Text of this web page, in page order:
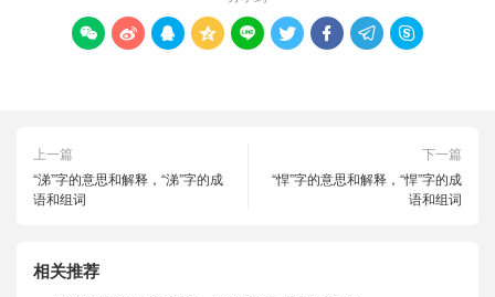
        
上一篇
“涕”字的意思和解释，“涕”字的成
语和组词
下一篇
“悍”字的意思和解释，“悍”字的成
语和组词
相关推荐